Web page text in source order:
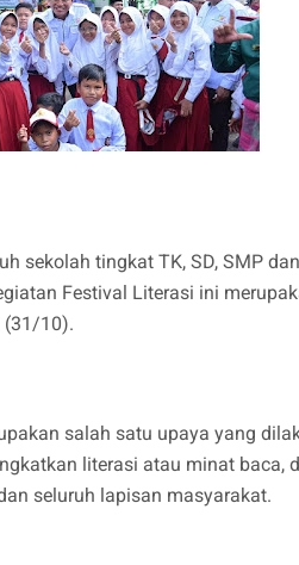
sekolah tingkat TK, SD, SMP
Festival Literasi ini
(31/10).
salah satu upaya yang
literasi atau minat baca,
seluruh lapisan masyarakat.